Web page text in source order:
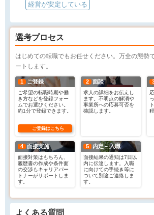
経営が安定している
選考プロセス
はじめての転職でもお任せください。万全の態勢
ートします。
1 ご登録
ご希望の転職時期や働
き方などを登録フォー
ムでお選びください。
約1分で登録できます。
ご登録はこちら
2 面談
求人の詳細をお伝えし
ます。不明点の解消や
事業所への応募可否を
確認します。
4 面接実施
面接対策はもちろん、
履歴書の作成や条件面
の交渉もキャリアパー
トナーがサポートしま
す。
5 内定～入職
面接結果の通知は7日以
内に伝達します。入職
に向けての手続き等に
ついて別途ご連絡しま
す。
よくある質問